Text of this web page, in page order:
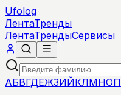
Ufolog
ЛентаТренды
ЛентаТрендыСервисы
АБВГДЕЖЗИЙКЛМНОП